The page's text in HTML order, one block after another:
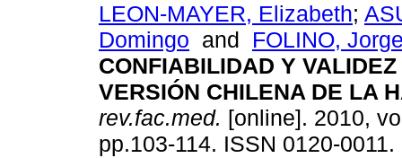
LEON-MAYER, Elizabeth;
Domingo and FOLINO,
CONFIABILIDAD Y
VERSIÓN CHILENA DE LA
rev.fac.med. [online]. 2010,
pp.103-114. ISSN 0120-0011.